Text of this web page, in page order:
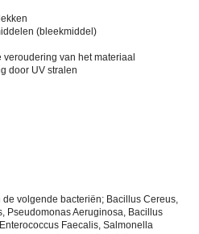
(bleekmiddel)
van het materiaal
door UV stralen
volgende bacteriën; Bacillus Cereus,
Pseudomonas Aeruginosa, Bacillus
Faecalis, Salmonella